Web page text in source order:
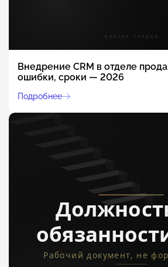
Внедрение CRM в отделе
ошибки, сроки — 2026
Подробнее